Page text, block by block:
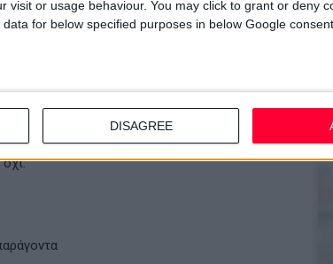
visit or usage behaviour. You may click to grant or deny
for below specified purposes in below Google consent
DISAGREE
ουσίες που ερεθίζουν το δέρμα (ερεθιστική
(αλλεργική δερματίτιδα).
άτομα που είναι ήδη ευαισθητοποιημένα στην
εξάνθημα αλλά και ο χρόνος εμφάνισης του,
πάσχοντα, αλλά και τυχόν βελτίωση της
χώρο, είναι στοιχεία που μπορούν να